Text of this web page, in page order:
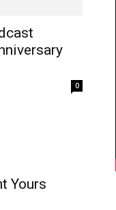
0
Yours